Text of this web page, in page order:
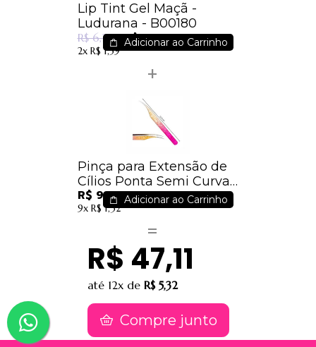
Lip Tint Gel Maçã -
Ludurana - B00180
R$ 6,27 R$ 2,96
2x R$ 1,59
Adicionar ao Carrinho
Pinça para Extensão de
Cílios Ponta Semi Curva
Rosa- IM
R$ 9,35
9x R$ 1,32
Adicionar ao Carrinho
R$ 47,11
até 12x de R$ 5,32
Compre junto